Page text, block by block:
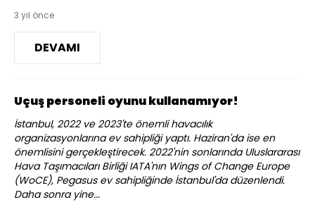
3 yıl önce
DEVAMI
Uçuş personeli oyunu kullanamıyor!
İstanbul, 2022 ve 2023'te önemli havacılık
organizasyonlarına ev sahipliği yaptı. Haziran'da ise en
önemlisini gerçekleştirecek. 2022'nin sonlarında Uluslararası
Hava Taşımacıları Birliği IATA'nın Wings of Change Europe
(WoCE), Pegasus ev sahipliğinde İstanbul'da düzenlendi.
Daha sonra yine...